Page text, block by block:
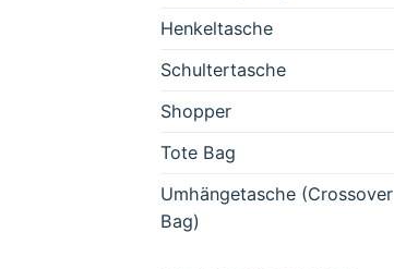
Henkeltasche
Schultertasche
Shopper
Tote Bag
Umhängetasche (Crossover
Bag)